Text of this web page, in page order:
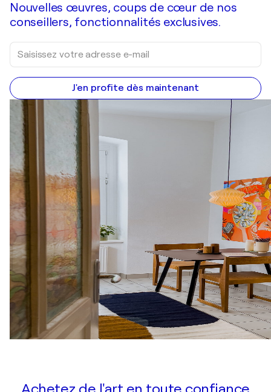
Nouvelles œuvres, coups de cœur de nos
conseillers, fonctionnalités exclusives.
J'en profite dès maintenant